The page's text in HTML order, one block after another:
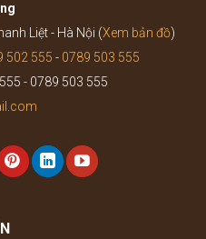
Liệt - Hà Nội (Xem bản đồ)
502 555 - 0789 503 555
- 0789 503 555